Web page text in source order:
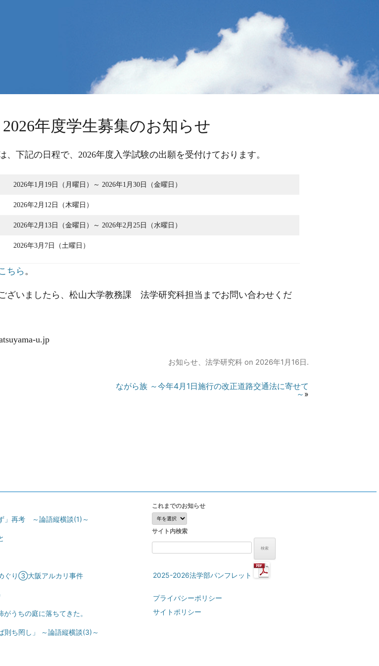
年度学生募集のお知らせ
、下記の日程で、2026年度入学試験の出願を受付けております。
2026年1月19日（月曜日）～ 2026年1月30日（金曜日）
2026年2月12日（木曜日）
2026年2月13日（金曜日）～ 2026年2月25日（水曜日）
2026年3月7日（土曜日）
ちら。
ざいましたら、松山大学教務課 法学研究科担当までお問い合わせくだ
u.jp
お知らせ、法学研究科 on 2026年1月16日.
ながら族 ～今年4月1日施行の改正道路交通法に寄せて
～ »
」再考 ～論語縦横談(1)～
ぐり③大阪アルカリ事件
がうちの庭に落ちてきた。
則ち罔し」 ～論語縦横談(3)～
これまでのお知らせ
こ
れ
ま
で
の
ら
サイト内検索
検
索:
2025-2026法学部パンフレット
プライバシーポリシー
サイトポリシー